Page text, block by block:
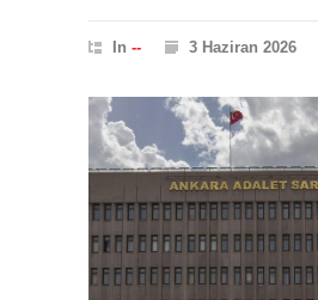
In -- 3 Haziran 2026